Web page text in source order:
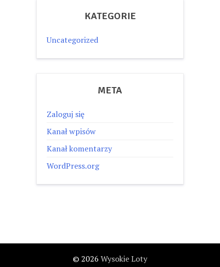
KATEGORIE
Uncategorized
META
Zaloguj się
Kanał wpisów
Kanał komentarzy
WordPress.org
© 2026 Wysokie Loty